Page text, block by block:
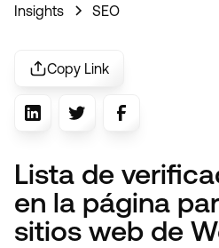
Insights SEO
Copy Link
Lista de
en la página
sitios web de